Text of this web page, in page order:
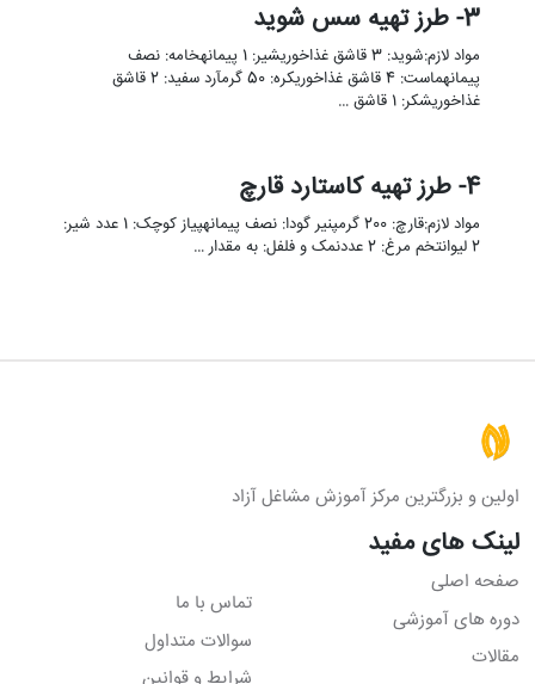
3- طرز تهیه سس شوید
مواد لازم:شوید: 3 قاشق غذاخوریشیر: 1 پیمانهخامه: نصف
پیمانهماست: 4 قاشق غذاخوریکره: 50 گرمآرد سفید: 2 قاشق
غذاخوریشکر: 1 قاشق …
4- طرز تهیه کاستارد قارچ
مواد لازم:قارچ: 200 گرمپنیر گودا: نصف پیمانهپیاز کوچک: 1 عدد شیر:
2 لیوانتخم مرغ: 2 عددنمک و فلفل: به مقدار …
اولین و بزرگترین مرکز آموزش مشاغل آزاد
لینک های مفید
صفحه اصلی
دوره های آموزشی
مقالات
تماس با ما
سوالات متداول